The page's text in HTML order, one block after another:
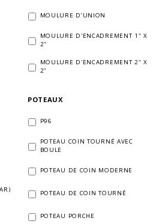
MOULURE D’UNION
MOULURE D'ENCADREMENT 1" X
2"
MOULURE D'ENCADREMENT 2" X
2"
POTEAUX
P96
POTEAU COIN TOURNÉ AVEC
BOULE
POTEAU DE COIN MODERNE
POTEAU DE COIN TOURNÉ
POTEAU PORCHE